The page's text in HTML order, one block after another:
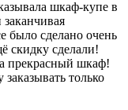
шкаф-купе в
было сделано очень
скидку сделали!
прекрасный шкаф!
только